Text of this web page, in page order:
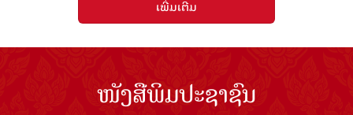
ເພີ່ມເຕີມ
ໜັງສືພິມປະຊາຊົນ